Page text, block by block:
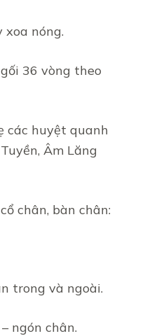
xoa nóng.
36 vòng theo
các huyệt quanh
Âm Lăng
chân, bàn chân:
trong và ngoài.
ngón chân.